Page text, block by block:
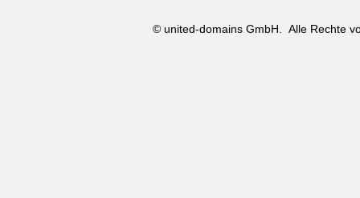
© united-domains GmbH. Alle Rechte